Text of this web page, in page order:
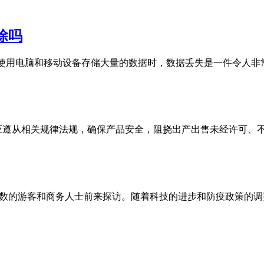
吗
用电脑和移动设备存储大量的数据时，数据丢失是一件令人
从相关规律法规，确保产品安全，阻挠出产出售未经许可
的游客和商务人士前来探访。随着科技的进步和防疫政策的